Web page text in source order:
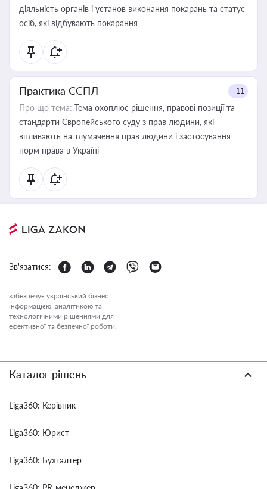
діяльність органів і установ виконання покарань та статус
осіб, які відбувають покарання
Практика ЄСПЛ +11
Про що тема: Тема охоплює рішення, правові позиції та
стандарти Європейського суду з прав людини, які
впливають на тлумачення прав людини і застосування
норм права в Україні
Зв'язатися:
забезпечує український бізнес
інформацією, аналітикою та
технологічними рішеннями для
ефективної та безпечної роботи.
Каталог рішень
Liga360: Керівник
Liga360: Юрист
Liga360: Бухгалтер